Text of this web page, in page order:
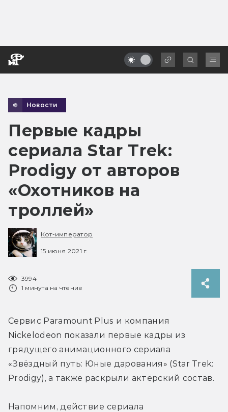
Новости
Первые кадры
сериала Star Trek:
Prodigy от авторов
«Охотников на
троллей»
Кот-император
15 июня 2021 г.
3994
1 минута на чтение
Сервис Paramount Plus и компания
Nickelodeon показали первые кадры из
грядущего анимационного сериала
«Звёздный путь: Юные дарования» (Star Trek:
Prodigy), а также раскрыли актёрский состав.
Напомним, действие сериала